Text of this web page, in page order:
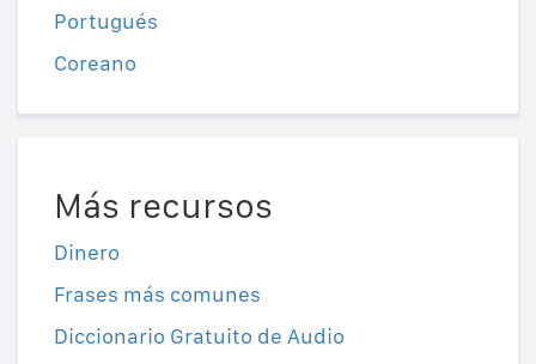
Portugués
Coreano
Más recursos
Dinero
Frases más comunes
Diccionario Gratuito de Audio